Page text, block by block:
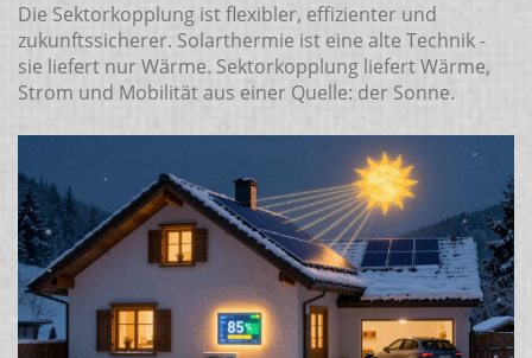
Die Sektorkopplung ist flexibler, effizienter und
zukunftssicherer. Solarthermie ist eine alte Technik -
sie liefert nur Wärme. Sektorkopplung liefert Wärme,
Strom und Mobilität aus einer Quelle: der Sonne.